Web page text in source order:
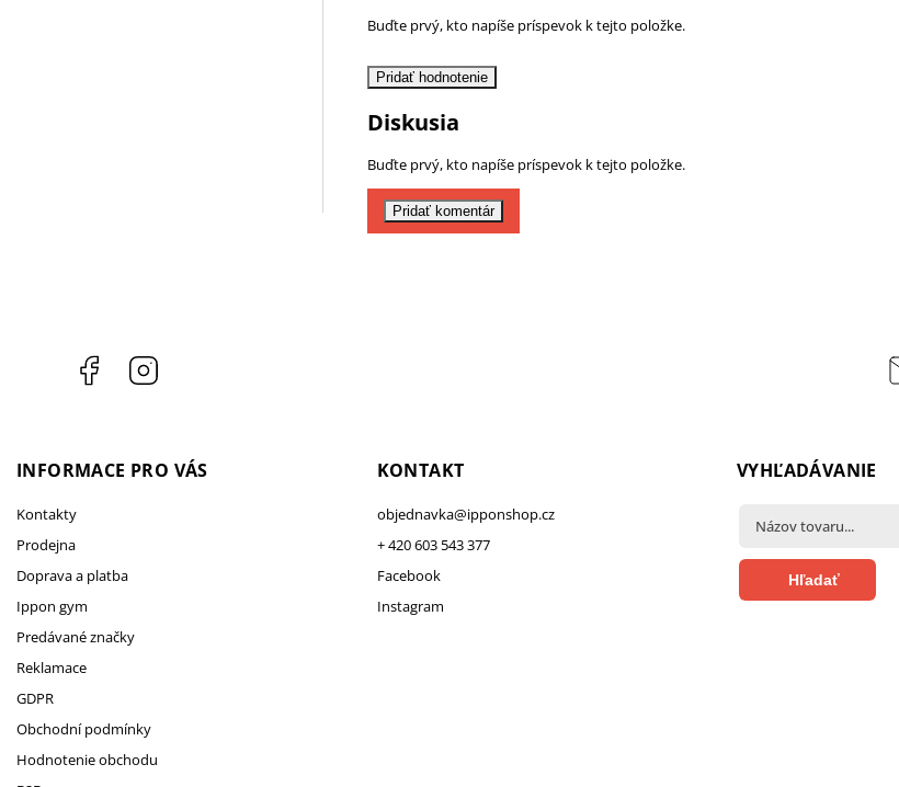
Buďte prvý, kto napíše príspevok k tejto položke.
Pridať hodnotenie
Diskusia
Buďte prvý, kto napíše príspevok k tejto položke.
Pridať komentár
Facebook
INFORMACE PRO VÁS
Kontakty
Prodejna
Doprava a platba
Ippon gym
Predávané značky
Reklamace
GDPR
Obchodní podmínky
Hodnotenie obchodu
KONTAKT
objednavka@ipponshop.cz
+ 420 603 543 377
Facebook
Instagram
VYHĽADÁVANIE
Hľadať